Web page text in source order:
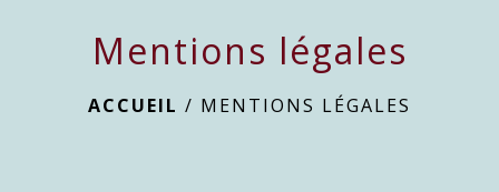
Mentions légales
ACCUEIL / MENTIONS LÉGALES